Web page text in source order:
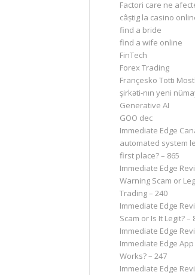
Factori care ne
câștig la casino
find a bride
find a wife online
FinTech
Forex Trading
Françesko Totti
şirkəti-nın yeni
Generative AI
GOO dec
Immediate Edge
automated system
first place? – 865
Immediate Edge
Warning Scam or
Trading – 240
Immediate Edge
Scam or Is It Legit? –
Immediate Edge
Immediate Edge
Works? – 247
Immediate Edge